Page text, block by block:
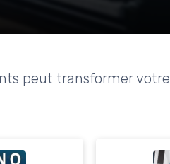
peut transformer votre